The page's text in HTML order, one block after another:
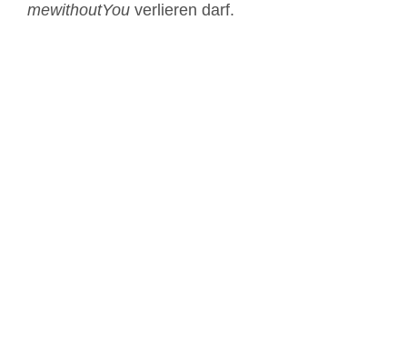
mewithoutYou verlieren darf.